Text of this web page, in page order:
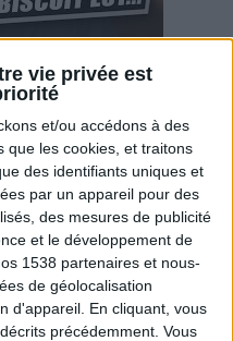
vie privée est
et/ou accédons à des
que les cookies, et traitons
des identifiants uniques et
par un appareil pour des
des mesures de publicité
et le développement de
1538 partenaires et nous-
de géolocalisation
d'appareil. En cliquant, vous
précédemment. Vous
Que valent vraiment
?
Voir tout